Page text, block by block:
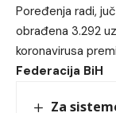
Poređenja radi,
obrađena 3.292
koronavirusa
Federacija BiH
Za